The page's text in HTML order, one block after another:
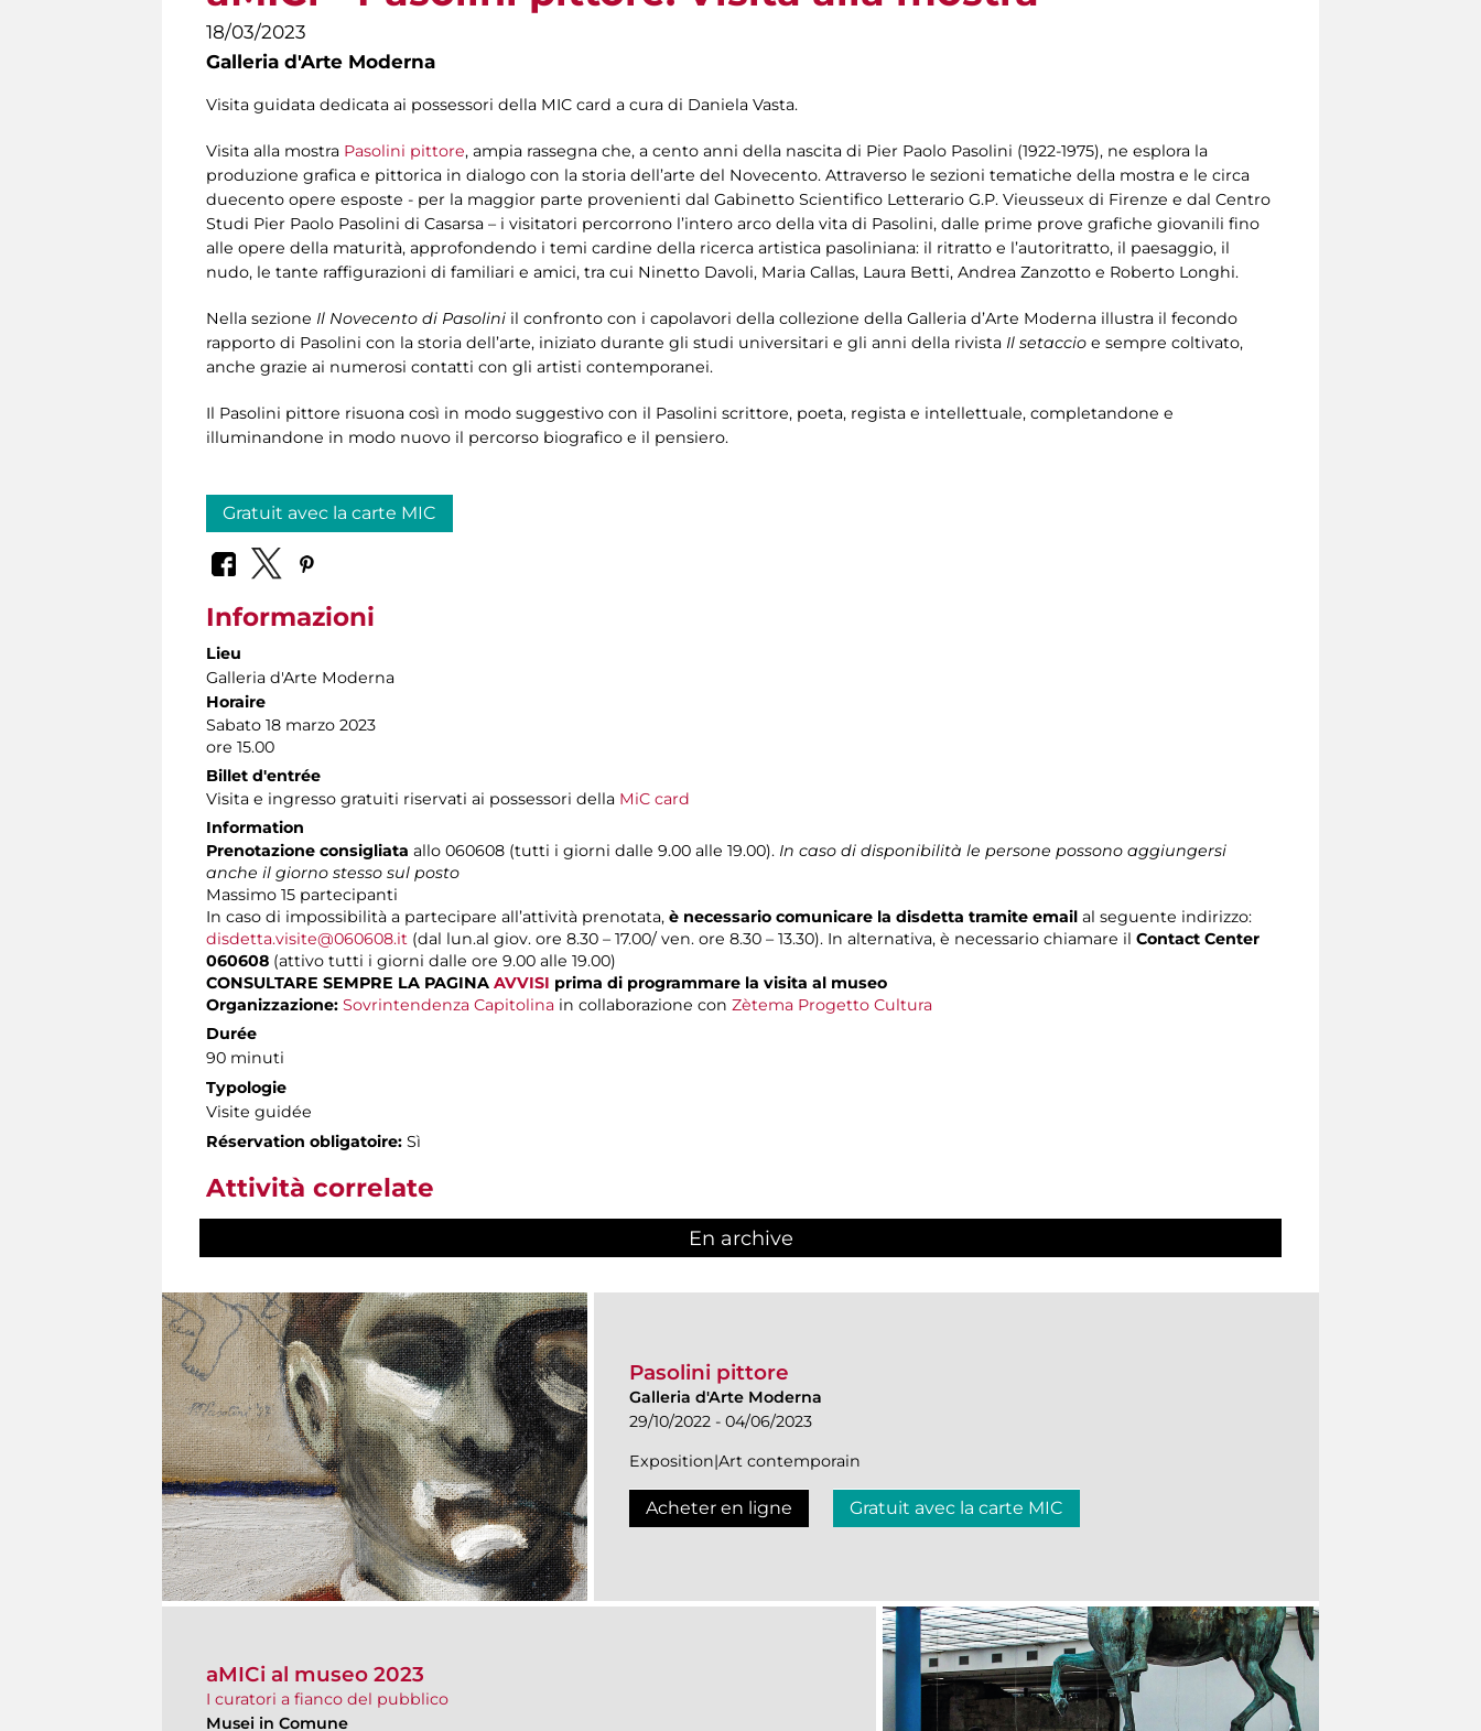
18/03/2023
Galleria d'Arte Moderna
Visita guidata dedicata ai possessori della MIC card a cura di Daniela Vasta.
Visita alla mostra Pasolini pittore, ampia rassegna che, a cento anni della nascita di Pier Paolo Pasolini (1922-1975), ne esplora la
produzione grafica e pittorica in dialogo con la storia dell’arte del Novecento. Attraverso le sezioni tematiche della mostra e le circa
duecento opere esposte - per la maggior parte provenienti dal Gabinetto Scientifico Letterario G.P. Vieusseux di Firenze e dal Centro
Studi Pier Paolo Pasolini di Casarsa – i visitatori percorrono l’intero arco della vita di Pasolini, dalle prime prove grafiche giovanili fino
alle opere della maturità, approfondendo i temi cardine della ricerca artistica pasoliniana: il ritratto e l’autoritratto, il paesaggio, il
nudo, le tante raffigurazioni di familiari e amici, tra cui Ninetto Davoli, Maria Callas, Laura Betti, Andrea Zanzotto e Roberto Longhi.
Nella sezione Il Novecento di Pasolini il confronto con i capolavori della collezione della Galleria d’Arte Moderna illustra il fecondo
rapporto di Pasolini con la storia dell’arte, iniziato durante gli studi universitari e gli anni della rivista Il setaccio e sempre coltivato,
anche grazie ai numerosi contatti con gli artisti contemporanei.
Il Pasolini pittore risuona così in modo suggestivo con il Pasolini scrittore, poeta, regista e intellettuale, completandone e
illuminandone in modo nuovo il percorso biografico e il pensiero.
Gratuit avec la carte MIC
Informazioni
Lieu
Galleria d'Arte Moderna
Horaire
Sabato 18 marzo 2023
ore 15.00
Billet d'entrée
Visita e ingresso gratuiti riservati ai possessori della MiC card
Information
Prenotazione consigliata allo 060608 (tutti i giorni dalle 9.00 alle 19.00). In caso di disponibilità le persone possono aggiungersi
anche il giorno stesso sul posto
Massimo 15 partecipanti
In caso di impossibilità a partecipare all’attività prenotata, è necessario comunicare la disdetta tramite email al seguente indirizzo:
disdetta.visite@060608.it (dal lun.al giov. ore 8.30 – 17.00/ ven. ore 8.30 – 13.30). In alternativa, è necessario chiamare il Contact Center
060608 (attivo tutti i giorni dalle ore 9.00 alle 19.00)
CONSULTARE SEMPRE LA PAGINA AVVISI prima di programmare la visita al museo
Organizzazione: Sovrintendenza Capitolina in collaborazione con Zètema Progetto Cultura
Durée
90 minuti
Typologie
Visite guidée
Réservation obligatoire: Sì
Attività correlate
En archive
Pasolini pittore
Galleria d'Arte Moderna
29/10/2022 - 04/06/2023
Exposition|Art contemporain
Acheter en ligne Gratuit avec la carte MIC
aMICi al museo 2023
I curatori a fianco del pubblico
Musei in Comune